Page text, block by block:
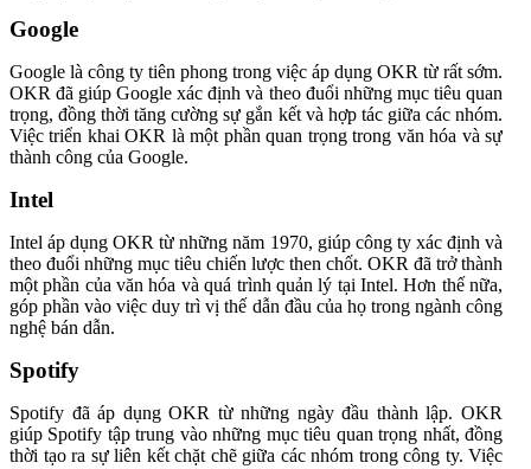
Google
Google là công ty tiên phong trong việc áp dụng OKR từ rất sớm.
OKR đã giúp Google xác định và theo đuổi những mục tiêu quan
trọng, đồng thời tăng cường sự gắn kết và hợp tác giữa các nhóm.
Việc triển khai OKR là một phần quan trọng trong văn hóa và sự
thành công của Google.
Intel
Intel áp dụng OKR từ những năm 1970, giúp công ty xác định và
theo đuổi những mục tiêu chiến lược then chốt. OKR đã trở thành
một phần của văn hóa và quá trình quản lý tại Intel. Hơn thế nữa,
góp phần vào việc duy trì vị thế dẫn đầu của họ trong ngành công
nghệ bán dẫn.
Spotify
Spotify đã áp dụng OKR từ những ngày đầu thành lập. OKR
giúp Spotify tập trung vào những mục tiêu quan trọng nhất, đồng
thời tạo ra sự liên kết chặt chẽ giữa các nhóm trong công ty. Việc